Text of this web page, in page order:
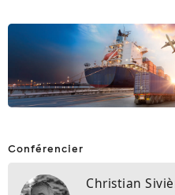
Conférencier
Christian